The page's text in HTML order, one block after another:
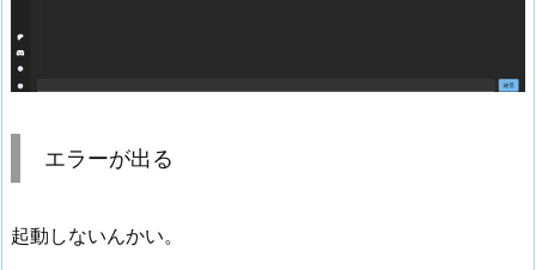
エラーが出る
起動しないんかい。